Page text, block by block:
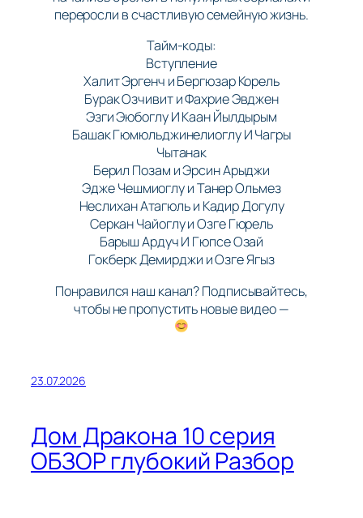
переросли в счастливую семейную жизнь.
Тайм-коды:
Вступление
Халит Эргенч и Бергюзар Корель
Бурак Озчивит и Фахрие Эвджен
Эзги Эюбоглу И Каан Йылдырым
Башак Гюмюльджинелиоглу И Чагры
Чытанак
Берил Позам и Эрсин Арыджи
Эдже Чешмиоглу и Танер Ольмез
Неслихан Атагюль и Кадир Догулу
Серкан Чайоглу и Озге Гюрель
Барыш Ардуч И Гюпсе Озай
Гокберк Демирджи и Озге Ягыз
Понравился наш канал? Подписывайтесь,
чтобы не пропустить новые видео —
23.07.2026
Дом Дракона 10 серия
ОБЗОР глубокий Разбор